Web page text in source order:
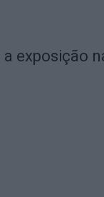
exposição